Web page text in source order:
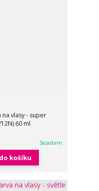
vlasy - super
60 ml
Skladem
košíku